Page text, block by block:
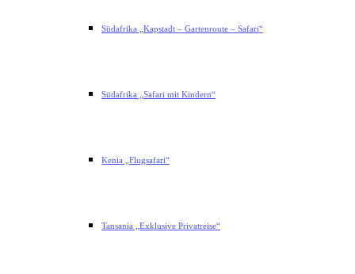
Südafrika „Kapstadt – Gartenroute – Safari“
Südafrika „Safari mit Kindern“
Kenia „Flugsafari“
Tansania „Exklusive Privatreise“